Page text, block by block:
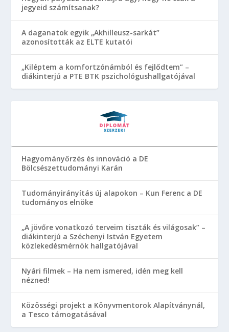
jegyeid számítsanak?
A daganatok egyik „Akhilleusz-sarkát”
azonosították az ELTE kutatói
„Kiléptem a komfortzónámból és fejlődtem” –
diákinterjú a PTE BTK pszichológushallgatójával
Hagyományőrzés és innováció a DE
Bölcsészettudományi Karán
Tudományirányítás új alapokon – Kun Ferenc a DE
tudományos elnöke
„A jövőre vonatkozó terveim tiszták és világosak” –
diákinterjú a Széchenyi István Egyetem
közlekedésmérnök hallgatójával
Nyári filmek – Ha nem ismered, idén meg kell
nézned!
Közösségi projekt a Könyvmentorok Alapítványnál,
a Tesco támogatásával